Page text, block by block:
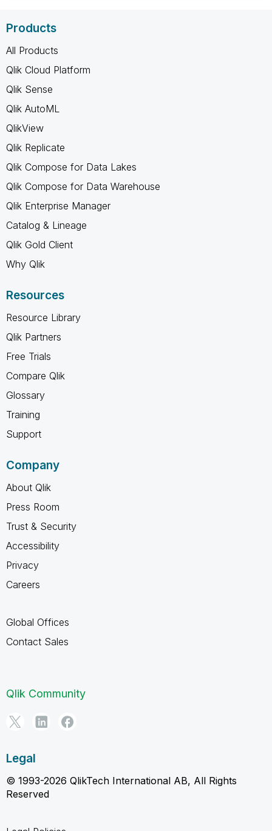
Products
All Products
Qlik Cloud Platform
Qlik Sense
Qlik AutoML
QlikView
Qlik Replicate
Qlik Compose for Data Lakes
Qlik Compose for Data Warehouse
Qlik Enterprise Manager
Catalog & Lineage
Qlik Gold Client
Why Qlik
Resources
Resource Library
Qlik Partners
Free Trials
Compare Qlik
Glossary
Training
Support
Company
About Qlik
Press Room
Trust & Security
Accessibility
Privacy
Careers
Global Offices
Contact Sales
Qlik Community
Legal
© 1993-2026 QlikTech International AB, All Rights
Reserved